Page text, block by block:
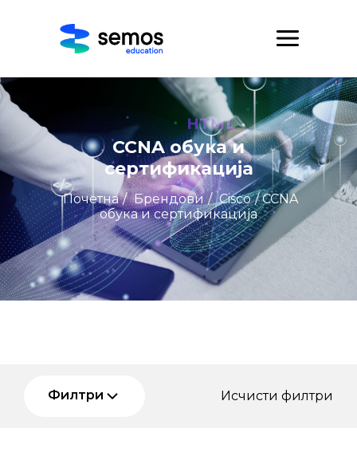
CCNA обука и
сертификација
Почетна / Брендови / Cisco / CCNA
обука и сертификација
Филтри Исчисти филтри